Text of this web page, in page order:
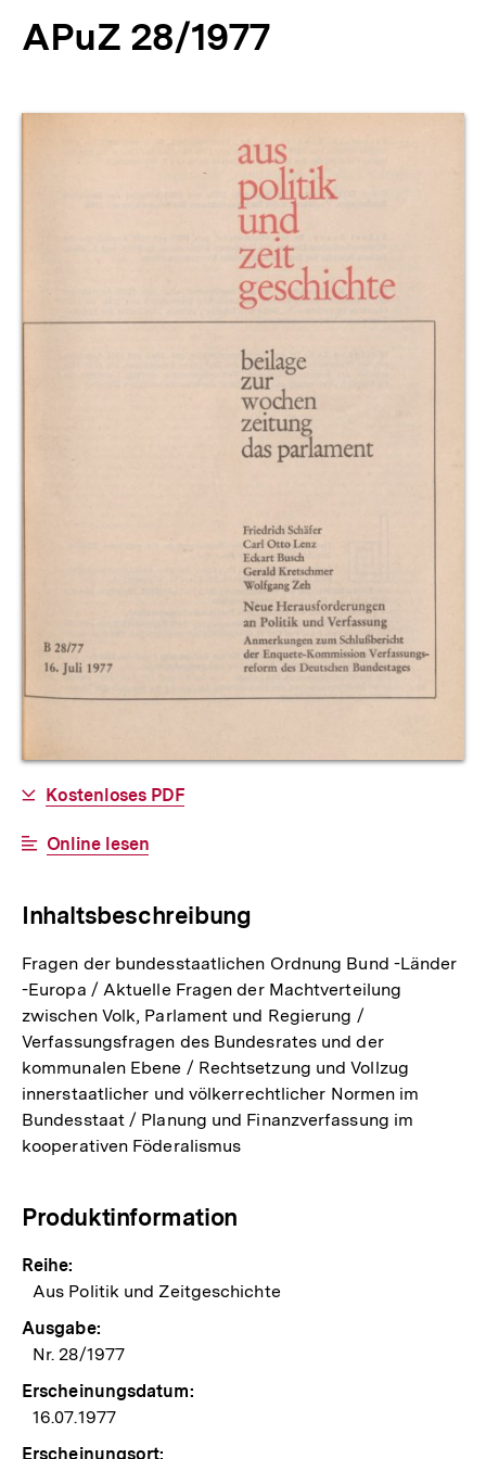
APuZ 28/1977
Allgemeine
Informationen
Download-
Kostenloses PDF
Interner
Online lesen
Inhaltsbeschreibung
Fragen der bundesstaatlichen Ordnung Bund -Länder
-Europa / Aktuelle Fragen der Machtverteilung
zwischen Volk, Parlament und Regierung /
Verfassungsfragen des Bundesrates und der
kommunalen Ebene / Rechtsetzung und Vollzug
innerstaatlicher und völkerrechtlicher Normen im
Bundesstaat / Planung und Finanzverfassung im
kooperativen Föderalismus
Produktinformation
Reihe:
Aus Politik und Zeitgeschichte
Ausgabe:
Nr. 28/1977
Erscheinungsdatum:
16.07.1977
Erscheinungsort: